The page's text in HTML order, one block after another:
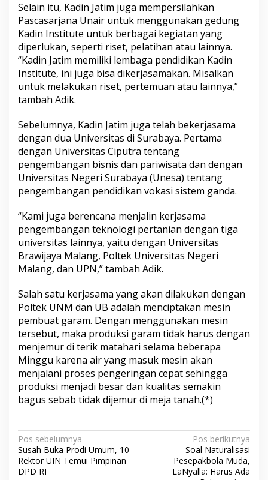
Selain itu, Kadin Jatim juga mempersilahkan
Pascasarjana Unair untuk menggunakan gedung
Kadin Institute untuk berbagai kegiatan yang
diperlukan, seperti riset, pelatihan atau lainnya.
“Kadin Jatim memiliki lembaga pendidikan Kadin
Institute, ini juga bisa dikerjasamakan. Misalkan
untuk melakukan riset, pertemuan atau lainnya,”
tambah Adik.
Sebelumnya, Kadin Jatim juga telah bekerjasama
dengan dua Universitas di Surabaya. Pertama
dengan Universitas Ciputra tentang
pengembangan bisnis dan pariwisata dan dengan
Universitas Negeri Surabaya (Unesa) tentang
pengembangan pendidikan vokasi sistem ganda.
“Kami juga berencana menjalin kerjasama
pengembangan teknologi pertanian dengan tiga
universitas lainnya, yaitu dengan Universitas
Brawijaya Malang, Poltek Universitas Negeri
Malang, dan UPN,” tambah Adik.
Salah satu kerjasama yang akan dilakukan dengan
Poltek UNM dan UB adalah menciptakan mesin
pembuat garam. Dengan menggunakan mesin
tersebut, maka produksi garam tidak harus dengan
menjemur di terik matahari selama beberapa
Minggu karena air yang masuk mesin akan
menjalani proses pengeringan cepat sehingga
produksi menjadi besar dan kualitas semakin
bagus sebab tidak dijemur di meja tanah.(*)
N
a
Pos sebelumnya
Susah Buka Prodi Umum, 10
Rektor UIN Temui Pimpinan
DPD RI
Pos berikutnya
Soal Naturalisasi
Pesepakbola Muda,
LaNyalla: Harus Ada